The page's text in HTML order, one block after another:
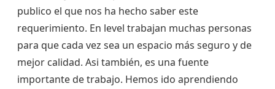
publico el que nos ha hecho saber este
requerimiento. En level trabajan muchas personas
para que cada vez sea un espacio más seguro y de
mejor calidad. Asi también, es una fuente
importante de trabajo. Hemos ido aprendiendo